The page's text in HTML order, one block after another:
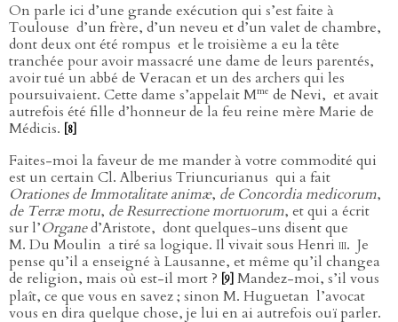
On parle ici d’une grande exécution qui s’est faite à
Toulouse d’un frère, d’un neveu et d’un valet de chambre,
dont deux ont été rompus et le troisième a eu la tête
tranchée pour avoir massacré une dame de leurs parentés,
avoir tué un abbé de Veracan et un des archers qui les
poursuivaient. Cette dame s’appelait Mme de Nevi, et avait
autrefois été fille d’honneur de la feu reine mère Marie de
Médicis.
[8]
Faites-moi la faveur de me mander à votre commodité qui
est un certain Cl. Alberius Triuncurianus qui a fait
Orationes de Immotalitate animæ, de Concordia medicorum,
de Terræ motu, de Resurrectione mortuorum, et qui a écrit
sur l’Organed’Aristote, dont quelques-uns disent que
M. Du Moulin a tiré sa logique. Il vivait sous Henri iii. Je
pense qu’il a enseigné à Lausanne, et même qu’il changea
de religion, mais où est-il mort ? [9] Mandez-moi, s’il vous
plaît, ce que vous en savez ; sinon M. Huguetan l’avocat
vous en dira quelque chose, je lui en ai autrefois ouï parler.